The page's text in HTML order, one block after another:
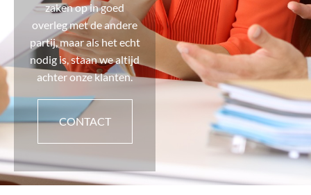
zaken op in goed
overleg met de andere
partij, maar als het echt
nodig is, staan we altijd
achter onze klanten.
CONTACT